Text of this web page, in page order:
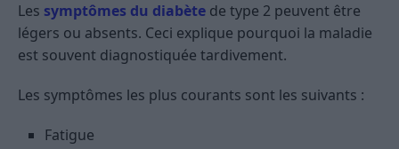
Les symptômes du diabète de type 2 peuvent être
légers ou absents. Ceci explique pourquoi la maladie
est souvent diagnostiquée tardivement.
Les symptômes les plus courants sont les suivants :
Fatigue